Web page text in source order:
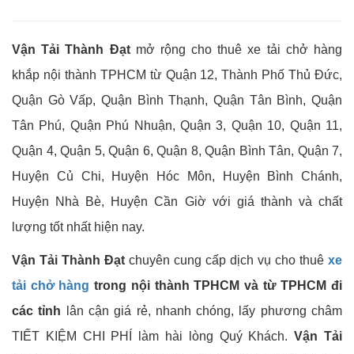
Vận Tải Thành Đạtmở rộng cho thuê xe tải chở hàng
khắp nội thành TPHCM từ Quận 12, Thành Phố Thủ Đức,
Quận Gò Vấp, Quận Bình Thạnh, Quận Tân Bình, Quận
Tân Phú, Quận Phú Nhuận, Quận 3, Quận 10, Quận 11,
Quận 4, Quận 5, Quận 6, Quận 8, Quận Bình Tân, Quận 7,
Huyện Củ Chi, Huyện Hóc Môn, Huyện Bình Chánh,
Huyện Nhà Bè, Huyện Cần Giờ với giá thành và chất
lượng tốt nhất hiện nay.
Vận Tải Thành Đạt chuyên cung cấp dịch vụ cho thuê xe
tải chở hàng trong nội thành TPHCM và từ TPHCM đi
các tỉnh lân cận giá rẻ, nhanh chóng, lấy phương châm
TIẾT KIỆM CHI PHÍ làm hài lòng Quý Khách.Vận Tải